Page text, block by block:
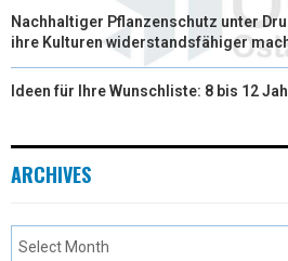
Nachhaltiger Pflanzenschutz unter
ihre Kulturen widerstandsfähiger
Ideen für Ihre Wunschliste: 8 bis 12
ARCHIVES